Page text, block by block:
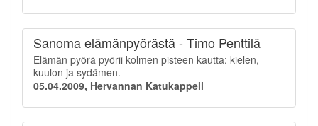
Sanoma elämänpyörästä - Timo Penttilä
Elämän pyörä pyörii kolmen pisteen kautta: kielen,
kuulon ja sydämen.
05.04.2009, Hervannan Katukappeli